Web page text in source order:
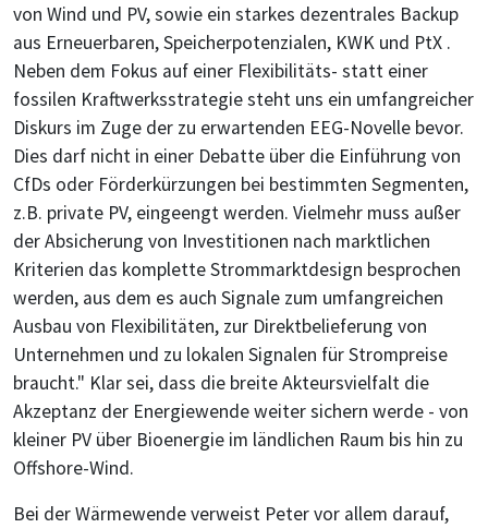
von Wind und PV, sowie ein starkes dezentrales Backup
aus Erneuerbaren, Speicherpotenzialen, KWK und PtX .
Neben dem Fokus auf einer Flexibilitäts- statt einer
fossilen Kraftwerksstrategie steht uns ein umfangreicher
Diskurs im Zuge der zu erwartenden EEG-Novelle bevor.
Dies darf nicht in einer Debatte über die Einführung von
CfDs oder Förderkürzungen bei bestimmten Segmenten,
z.B. private PV, eingeengt werden. Vielmehr muss außer
der Absicherung von Investitionen nach marktlichen
Kriterien das komplette Strommarktdesign besprochen
werden, aus dem es auch Signale zum umfangreichen
Ausbau von Flexibilitäten, zur Direktbelieferung von
Unternehmen und zu lokalen Signalen für Strompreise
braucht." Klar sei, dass die breite Akteursvielfalt die
Akzeptanz der Energiewende weiter sichern werde - von
kleiner PV über Bioenergie im ländlichen Raum bis hin zu
Offshore-Wind.
Bei der Wärmewende verweist Peter vor allem darauf,